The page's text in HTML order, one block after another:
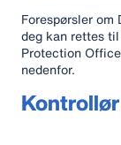
Forespørsler om
deg kan rettes
Protection
nedenfor.